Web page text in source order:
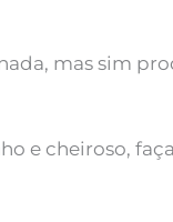
mas sim
e cheiroso,